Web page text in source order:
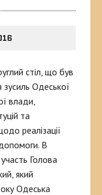
стіл, що був
Одеської
влади,
та
реалізації
В
Голова
який
Одеська